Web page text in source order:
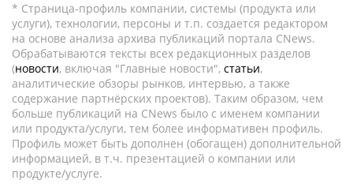
* Страница-профиль компании, системы (продукта или
услуги), технологии, персоны и т.п. создается редактором
на основе анализа архива публикаций портала CNews.
Обрабатываются тексты всех редакционных разделов
(новости, включая "Главные новости", статьи,
аналитические обзоры рынков, интервью, а также
содержание партнёрских проектов). Таким образом, чем
больше публикаций на CNews было с именем компании
или продукта/услуги, тем более информативен профиль.
Профиль может быть дополнен (обогащен) дополнительной
информацией, в т.ч. презентацией о компании или
продукте/услуге.